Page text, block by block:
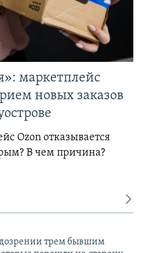
маркетплейс
новых заказов
Ozon отказывается
В чем причина?
трем бывшим